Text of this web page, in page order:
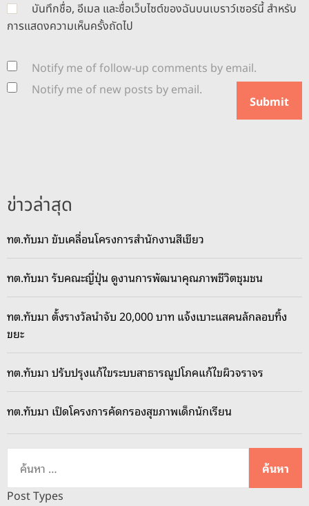
บันทึกชื่อ, อีเมล และชื่อเว็บไซต์ของฉันบนเบราว์เซอร์นี้ สำหรับ
การแสดงความเห็นครั้งถัดไป
Notify me of follow-up comments by email.
Notify me of new posts by email.
ข่าวล่าสุด
ทต.ทับมา ขับเคลื่อนโครงการสำนักงานสีเขียว
ทต.ทับมา รับคณะญี่ปุ่น ดูงานการพัฒนาคุณภาพชีวิตชุมชน
ทต.ทับมา ตั้งรางวัลนำจับ 20,000 บาท แจ้งเบาะแสคนลักลอบทิ้ง
ขยะ
ทต.ทับมา ปรับปรุงแก้ไขระบบสาธารณูปโภคแก้ไขผิวจราจร
ทต.ทับมา เปิดโครงการคัดกรองสุขภาพเด็กนักเรียน
ห
Post Types